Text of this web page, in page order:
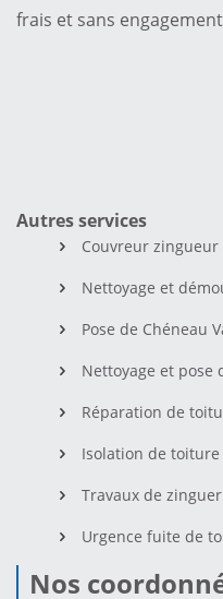
frais et sans
Autres services
Couvreur zingueur
Nettoyage et
Pose de Chéneau
Nettoyage et pose
Réparation de
Isolation de toiture
Travaux de
Urgence fuite de
Nos